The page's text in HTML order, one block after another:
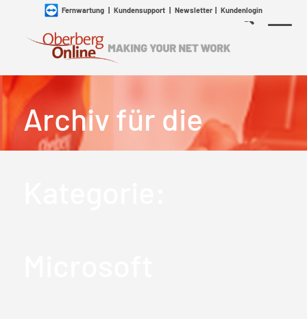
Fernwartung| Kundensupport| Newsletter| Kundenlogin
Archiv für die